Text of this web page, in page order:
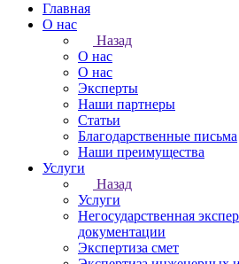
Главная
О нас
Назад
О нас
О нас
Эксперты
Наши партнеры
Статьи
Благодарственные письма
Наши преимущества
Услуги
Назад
Услуги
Негосударственная
документации
Экспертиза смет